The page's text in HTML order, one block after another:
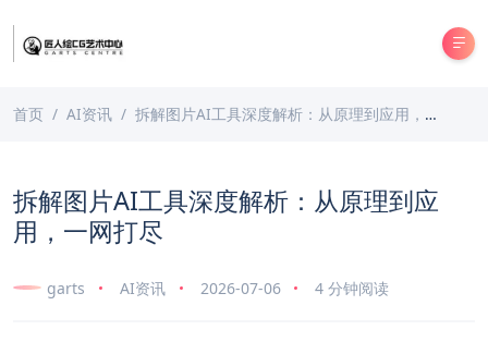
首页 AI资讯 拆解图片AI工具深度解析：从原理到应用，一网打尽
拆解图片AI工具深度解析：从原理到应
用，一网打尽
garts AI资讯 2026-07-06 4 分钟阅读